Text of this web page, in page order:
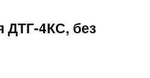
ДТГ-4КС, без